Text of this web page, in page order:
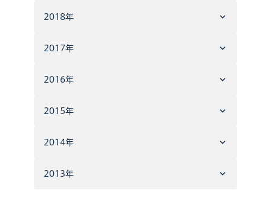
2018年
2017年
2016年
2015年
2014年
2013年